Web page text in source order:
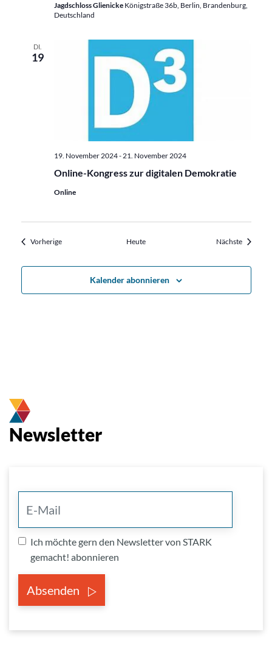
Jagdschloss Glienicke Königstraße 36b, Berlin, Brandenburg,
Deutschland
DI.
19
Online-Kongress zur digitalen Demokratie
19. November 2024-21. November 2024
Online
VorherigeVeranstaltungen Heute Nächste
Kalender abonnieren
Newsletter
Ich möchte gern den Newsletter von STARK
gemacht! abonnieren
Absenden